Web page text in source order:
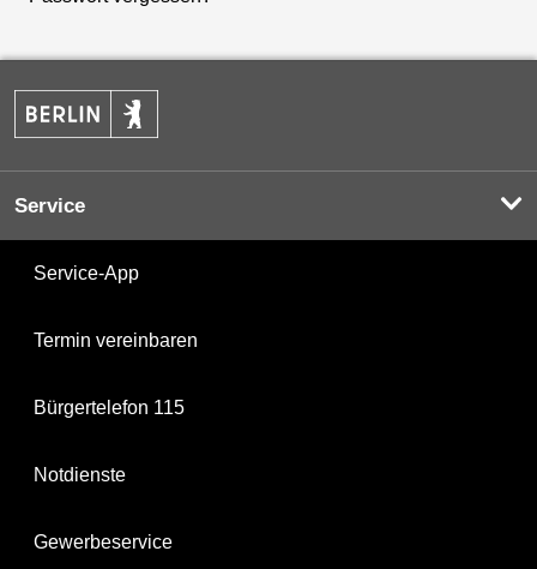
Service
Service-App
Termin vereinbaren
Bürgertelefon 115
Notdienste
Gewerbeservice